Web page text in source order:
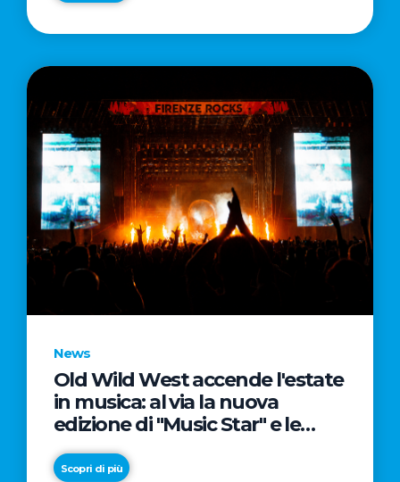
News
Old Wild West accende l'estate
in musica: al via la nuova
edizione di "Music Star" e le
prestigiose partnership con
Radio Italia e Live Nation
Scopri di più